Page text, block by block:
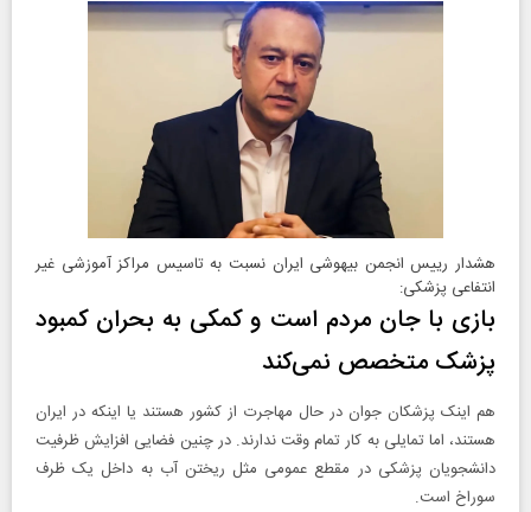
هشدار رییس انجمن بیهوشی ایران نسبت به تاسیس مراکز آموزشی غیر
انتفاعی پزشکی:
بازی با جان مردم است و کمکی به بحران کمبود
پزشک متخصص نمی‌کند
هم اینک پزشکان جوان در حال مهاجرت از کشور هستند یا اینکه در ایران
هستند، اما تمایلی به کار تمام وقت ندارند. در چنین فضایی افزایش ظرفیت
دانشجویان پزشکی در مقطع عمومی مثل ریختن آب به داخل یک ظرف
سوراخ است.